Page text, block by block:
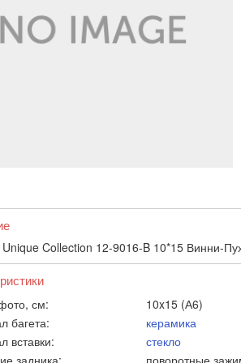
Collection 12-9016-B 10*15 Винни-
см:
10x15 (А6)
багета:
керамика
вставки:
стекло
задника:
поворотные